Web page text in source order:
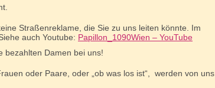
Straßenreklame, die Sie zu uns leiten könnte. Im
auch Youtube: Papillon_1090Wien – YouTube
bezahlten Damen bei uns!
oder Paare, oder „ob was los ist“, werden von uns